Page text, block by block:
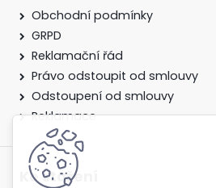
Obchodní podmínky
GRPD
Reklamační řád
Právo odstoupit od smlouvy
Odstoupení od smlouvy
Reklamace
Ke stažení